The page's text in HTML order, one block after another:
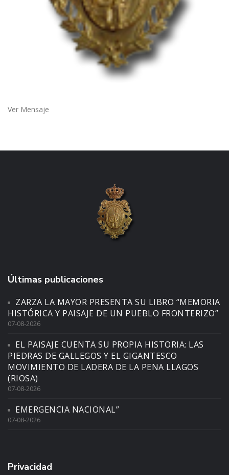
Ver Mensaje
Últimas publicaciones
ZARZA LA MAYOR PRESENTA SU LIBRO “MEMORIA
HISTÓRICA Y PAISAJE DE UN PUEBLO FRONTERIZO”
07-08-2026
EL PAISAJE CUENTA SU PROPIA HISTORIA: LAS
PIEDRAS DE GALLEGOS Y EL GIGANTESCO
MOVIMIENTO DE LADERA DE LA PENA LLAGOS
(RIOSA)
07-08-2026
EMERGENCIA NACIONAL”
07-08-2026
Privacidad